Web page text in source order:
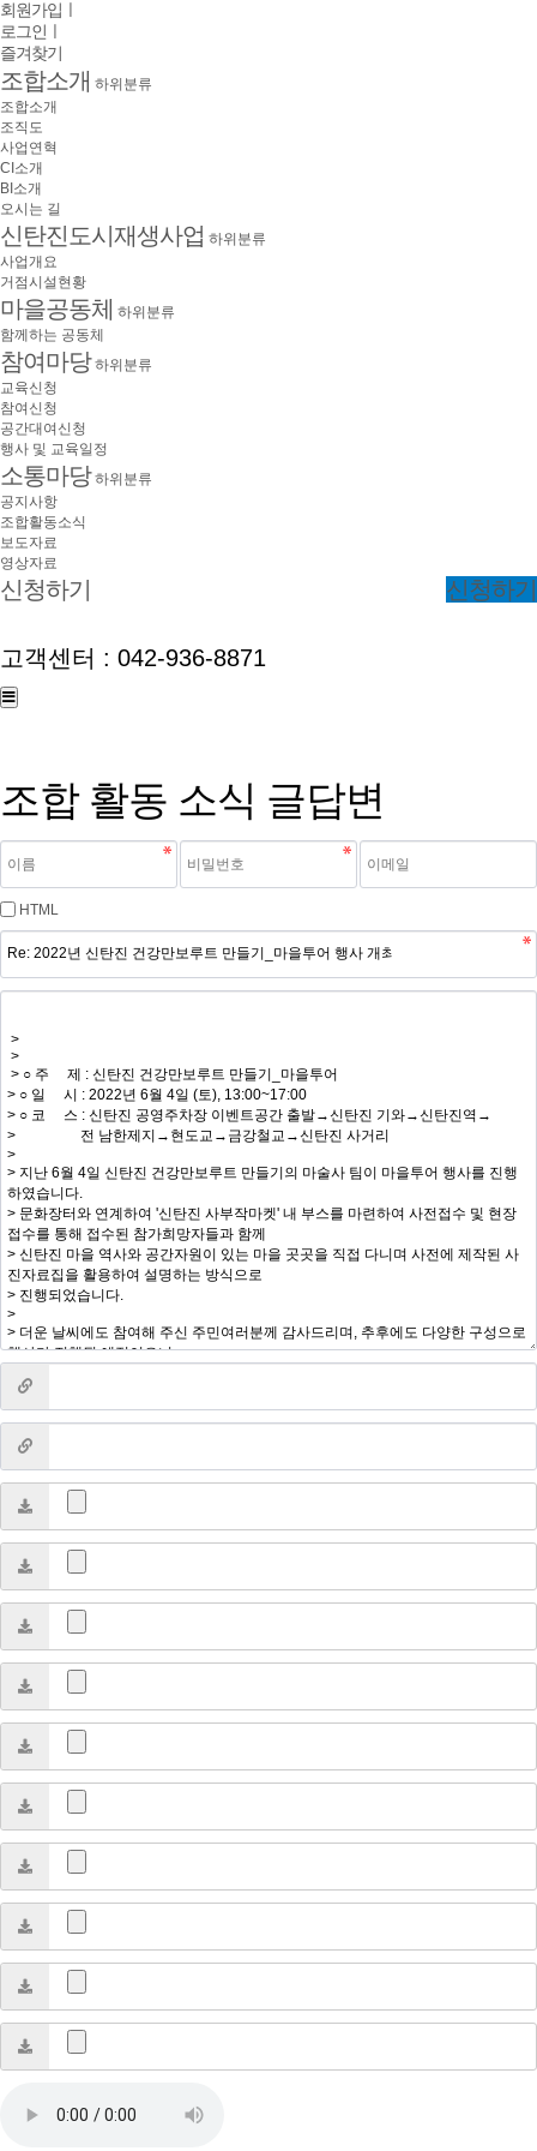
회원가입
로그인
즐겨찾기
조합소개 하위분류
조합소개
조직도
사업연혁
CI소개
BI소개
오시는 길
신탄진도시재생사업 하위분류
사업개요
거점시설현황
마을공동체 하위분류
함께하는 공동체
참여마당 하위분류
교육신청
참여신청
공간대여신청
행사 및 교육일정
소통마당 하위분류
공지사항
조합활동소식
보도자료
영상자료
신청하기
신청하기
고객센터 : 042-936-8871
조합 활동 소식 글답변
HTML